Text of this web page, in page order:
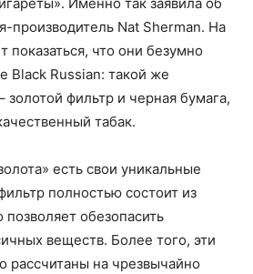
Именно так заявила об
производитель Nat Sherman. На
показаться, что они безумно
Black Russian: такой же
золотой фильтр и черная бумага,
табак.
есть свои уникальные
полностью состоит из
позволяет обезопасить
веществ. Более того, эти
рассчитаны на чрезвычайно